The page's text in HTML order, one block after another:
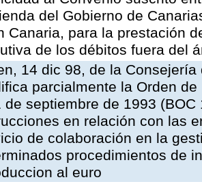
del Gobierno de
Canaria, para la prestación
de los débitos fuera del
14 dic 98, de la
parcialmente la Orden
de septiembre de 1993
en relación con las
de colaboración en la
procedimientos de
al euro